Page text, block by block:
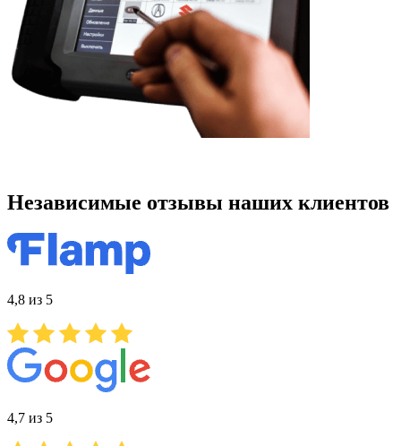
Независимые отзывы наших клиентов
4,8 из 5
4,7 из 5